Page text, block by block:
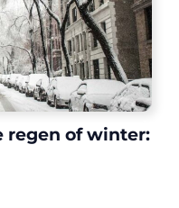
regen of winter: